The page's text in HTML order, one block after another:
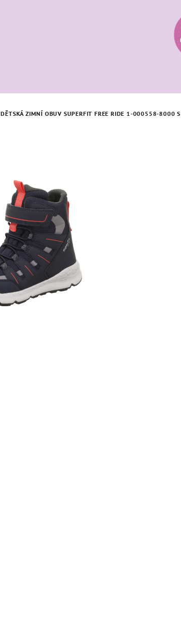
DĚTSKÁ ZIMNÍ OBUV SUPERFIT FREE RIDE 1-000558-8000